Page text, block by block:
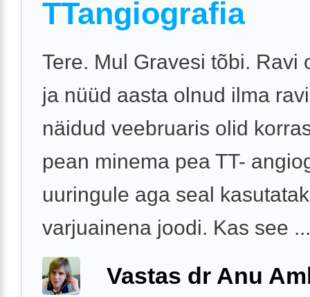
TTangiografia
Tere. Mul Gravesi tõbi. Ravi
ja nüüd aasta olnud ilma
näidud veebruaris olid
pean minema pea TT-
uuringule aga seal
varjuainena joodi. Kas see ...
Vastas dr Anu